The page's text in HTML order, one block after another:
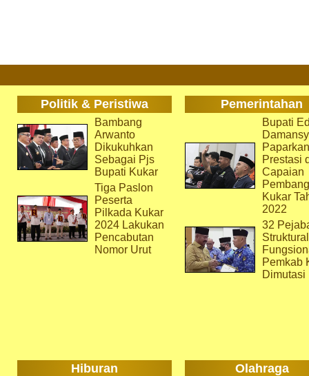
Politik & Peristiwa Pemerintahan
Bambang
Arwanto
Dikukuhkan
Sebagai Pjs
Bupati Kukar
Tiga Paslon
Peserta
Pilkada Kukar
2024 Lakukan
Pencabutan
Nomor Urut
Bupati
Paparkan
Prestasi
Capaian
Kukar
2022
32
Pemkab
Dimutasi
Hiburan Olahraga